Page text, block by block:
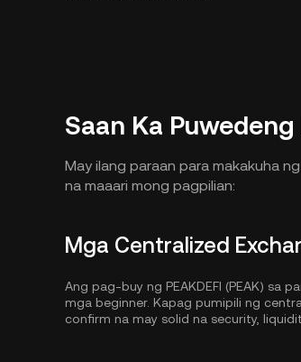
Saan Ka Puwedeng
May ilang paraan para makakuha
na maaari mong pagpilian:
Mga Centralized
Ang pag-buy ng PEAKDEFI (PEAK) sa
mga beginner. Kapag pumipili ng
confirm na may solid na security,